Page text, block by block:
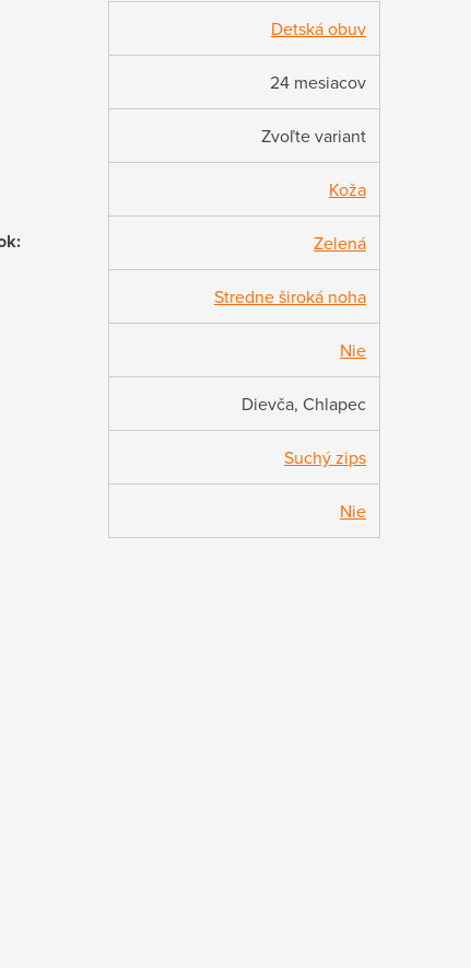
Detská obuv
24 mesiacov
Zvoľte variant
Koža
: Zelená
Stredne široká noha
Nie
Dievča, Chlapec
Suchý zips
Nie